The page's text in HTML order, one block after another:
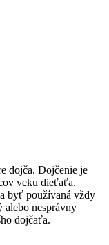
dojča. Dojčenie je
veku dieťaťa.
byť používaná vždy
alebo nesprávny
dojčaťa.